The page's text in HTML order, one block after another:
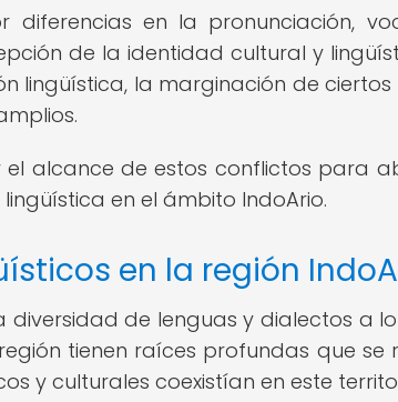
diferencias en la pronunciación,
de la identidad cultural y
lingüística, la marginación de ciertos
alcance de estos conflictos para
en el ámbito IndoArio.
en la región
diversidad de lenguas y dialectos a
tienen raíces profundas que se
y culturales coexistían en este